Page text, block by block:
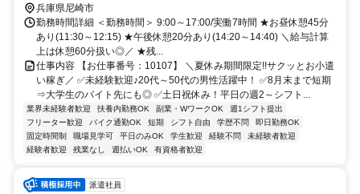
兵庫県尼崎市
勤務時間詳細 ＜勤務時間＞ 9:00～17:00/実働7時間 ★お昼休憩45分
あり(11:30～12:15) ★午後休憩20分あり(14:20～14:40) ＼給与計算
上は休憩60分扱い◎／ ★残...
仕事内容 【お仕事番号：10107】 ＼夏休み期間限定!!サクッとお小遣
い稼ぎ／ ✅未経験歓迎♪20代～50代の男性活躍中！ ✅8月末まで短期
⇒大学生のバイト先にも◎ ✅土日祝休み！平日の週2～シフト...
業界未経験者歓迎 扶養内勤務OK 副業・WワークOK
週1シフト提出
フリーター歓迎
バイク通勤OK 短期 シフト自由 学歴不問
即日勤務OK
固定時間制
職場見学可 平日のみOK 学生歓迎 経験不問
未経験者歓迎
経験者歓迎
残業なし 週払いOK 有資格者歓迎
派遣社員